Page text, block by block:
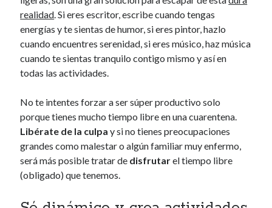
realidad. Si eres escritor, escribe cuando tengas
energías y te sientas de humor, si eres pintor, hazlo
cuando encuentres serenidad, si eres músico, haz música
cuando te sientas tranquilo contigo mismo y así en
todas las actividades.
No te intentes forzar a ser súper productivo solo
porque tienes mucho tiempo libre en una cuarentena.
Libérate de la culpa y si no tienes preocupaciones
grandes como malestar o algún familiar muy enfermo,
será más posible tratar de disfrutarel tiempo libre
(obligado) que tenemos.